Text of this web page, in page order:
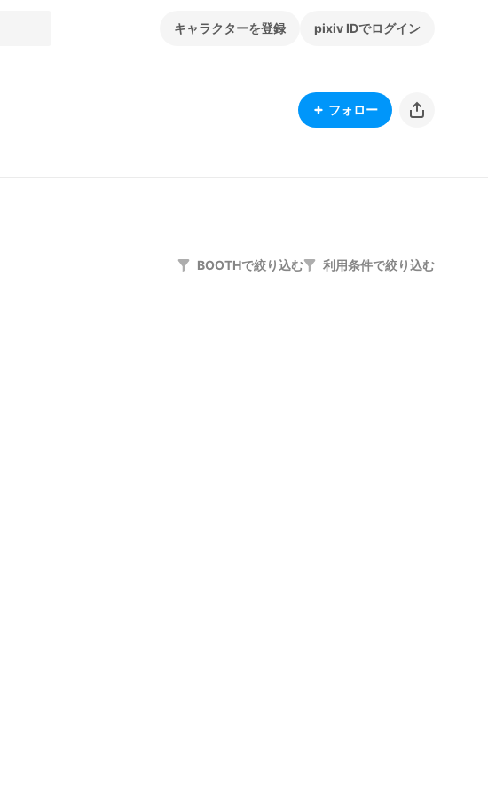
キャラクターを登録 pixiv IDでログイン
フォロー
BOOTHで絞り込む 利用条件で絞り込む